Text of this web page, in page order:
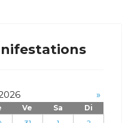
»
Ve Sa
Di